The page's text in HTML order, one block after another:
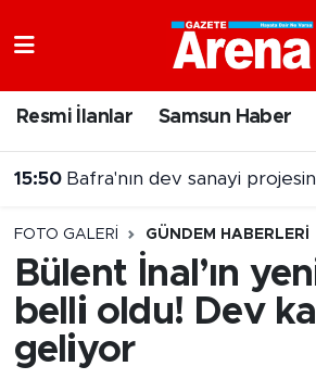
Resmi İlanlar Samsun Haber
15:50 Bafra'nın dev sanayi
FOTO GALERI GÜNDEM HABERLERI
Bülent İnal’ın
belli oldu! Dev
geliyor
Samsun Namaz Vakitleri
Trafik Durumu
Süper Lig Puan Durumu ve
Tüm Manşetler